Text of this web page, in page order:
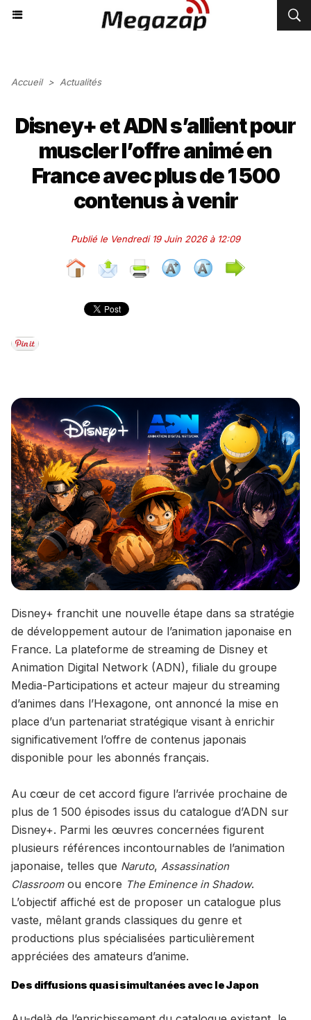
Accueil > Actualités
Disney+ et ADN s’allient pour
muscler l’offre animé en
France avec plus de 1 500
contenus à venir
Publié le Vendredi 19 Juin 2026 à 12:09
Disney+ franchit une nouvelle étape dans sa stratégie
de développement autour de l’animation japonaise en
France. La plateforme de streaming de Disney et
Animation Digital Network (ADN), filiale du groupe
Media-Participations et acteur majeur du streaming
d’animes dans l’Hexagone, ont annoncé la mise en
place d’un partenariat stratégique visant à enrichir
significativement l’offre de contenus japonais
disponible pour les abonnés français.
Au cœur de cet accord figure l’arrivée prochaine de
plus de 1 500 épisodes issus du catalogue d’ADN sur
Disney+. Parmi les œuvres concernées figurent
plusieurs références incontournables de l’animation
japonaise, telles que Naruto, Assassination
Classroomou encore The Eminence in Shadow.
L’objectif affiché est de proposer un catalogue plus
vaste, mêlant grands classiques du genre et
productions plus spécialisées particulièrement
appréciées des amateurs d’anime.
Des diffusions quasi simultanées avec le Japon